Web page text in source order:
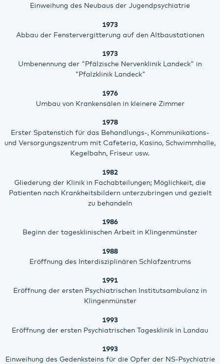
Einweihung des Neubaus der Jugendpsychiatrie
1973
Abbau der Fenstervergitterung auf den Altbaustationen
1973
Umbenennung der "Pfälzische Nervenklinik Landeck" in
"Pfalzklinik Landeck"
1976
Umbau von Krankensälen in kleinere Zimmer
1978
Erster Spatenstich für das Behandlungs-, Kommunikations-
und Versorgungszentrum mit Cafeteria, Kasino, Schwimmhalle,
Kegelbahn, Friseur usw.
1982
Gliederung der Klinik in Fachabteilungen; Möglichkeit, die
Patienten nach Krankheitsbildern unterzubringen und gezielt
zu behandeln
1986
Beginn der tagesklinischen Arbeit in Klingenmünster
1988
Eröffnung des Interdisziplinären Schlafzentrums
1991
Eröffnung der ersten Psychiatrischen Institutsambulanz in
Klingenmünster
1993
Eröffnung der ersten Psychiatrischen Tagesklinik in Landau
1993
Einweihung des Gedenksteins für die Opfer der NS-Psychiatrie